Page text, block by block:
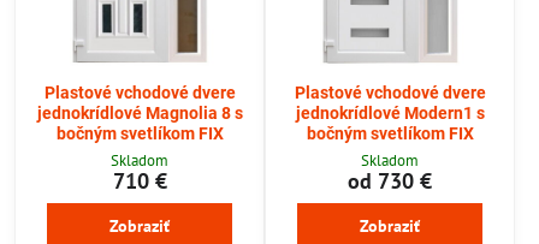
Plastové vchodové dvere
jednokrídlové Magnolia 8 s
bočným svetlíkom FIX
Skladom
710 €
Zobraziť
Plastové vchodové dvere
jednokrídlové Modern1 s
bočným svetlíkom FIX
Skladom
od 730 €
Zobraziť